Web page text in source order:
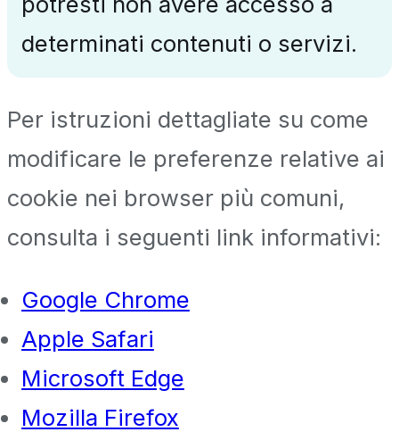
determinati contenuti o servizi.
Per istruzioni dettagliate su come
modificare le preferenze relative ai
cookie nei browser più comuni,
consulta i seguenti link informativi:
Google Chrome
Apple Safari
Microsoft Edge
Mozilla Firefox